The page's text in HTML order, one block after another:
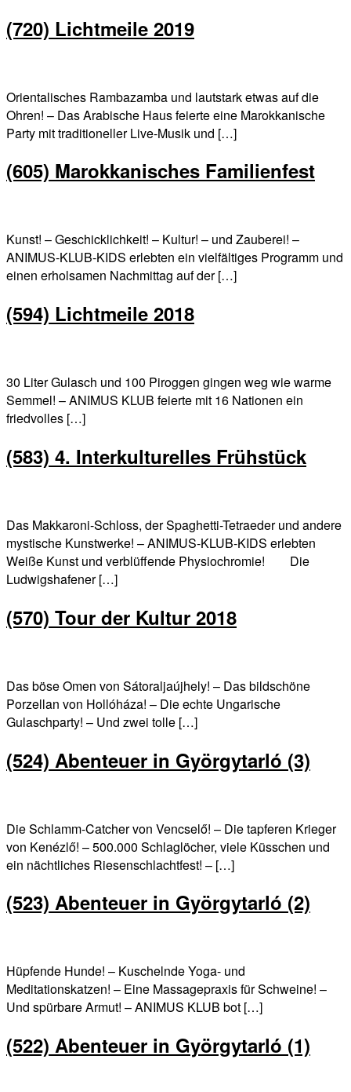
(720) Lichtmeile 2019
Orientalisches Rambazamba und lautstark etwas auf die
Ohren! – Das Arabische Haus feierte eine Marokkanische
Party mit traditioneller Live-Musik und […]
(605) Marokkanisches Familienfest
Kunst! – Geschicklichkeit! – Kultur! – und Zauberei! –
ANIMUS-KLUB-KIDS erlebten ein vielfältiges Programm und
einen erholsamen Nachmittag auf der […]
(594) Lichtmeile 2018
30 Liter Gulasch und 100 Piroggen gingen weg wie warme
Semmel! – ANIMUS KLUB feierte mit 16 Nationen ein
friedvolles […]
(583) 4. Interkulturelles Frühstück
Das Makkaroni-Schloss, der Spaghetti-Tetraeder und andere
mystische Kunstwerke! – ANIMUS-KLUB-KIDS erlebten
Weiße Kunst und verblüffende Physiochromie! Die
Ludwigshafener […]
(570) Tour der Kultur 2018
Das böse Omen von Sátoraljaújhely! – Das bildschöne
Porzellan von Hollóháza! – Die echte Ungarische
Gulaschparty! – Und zwei tolle […]
(524) Abenteuer in Györgytarló (3)
Die Schlamm-Catcher von Vencselő! – Die tapferen Krieger
von Kenézlő! – 500.000 Schlaglöcher, viele Küsschen und
ein nächtliches Riesenschlachtfest! – […]
(523) Abenteuer in Györgytarló (2)
Hüpfende Hunde! – Kuschelnde Yoga- und
Meditationskatzen! – Eine Massagepraxis für Schweine! –
Und spürbare Armut! – ANIMUS KLUB bot […]
(522) Abenteuer in Györgytarló (1)